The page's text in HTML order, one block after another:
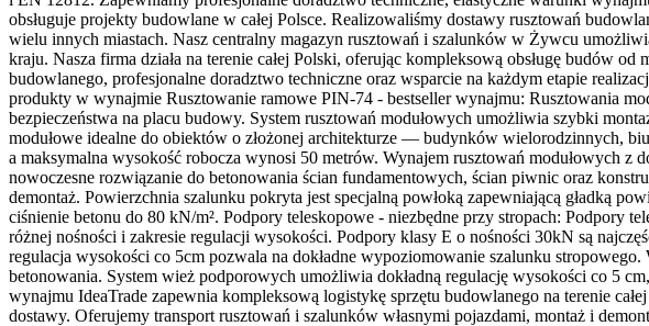
obsługuje projekty budowlane w całej Polsce. Realizowaliśmy dostawy rusztowań
wielu innych miastach. Nasz centralny magazyn rusztowań i szalunków w Żywcu
kraju. Nasza firma działa na terenie całej Polski, oferując kompleksową obsługę budów
budowlanego, profesjonalne doradztwo techniczne oraz wsparcie na każdym etapie
produkty w wynajmie Rusztowanie ramowe PIN-74 - bestseller wynajmu: Rusztowania
bezpieczeństwa na placu budowy. System rusztowań modułowych umożliwia szybki
modułowe idealne do obiektów o złożonej architekturze — budynków wielorodzinnych,
a maksymalna wysokość robocza wynosi 50 metrów. Wynajem rusztowań modułowych z
nowoczesne rozwiązanie do betonowania ścian fundamentowych, ścian piwnic oraz
demontaż. Powierzchnia szalunku pokryta jest specjalną powłoką zapewniającą gładką
ciśnienie betonu do 80 kN/m². Podpory teleskopowe - niezbędne przy stropach:
różnej nośności i zakresie regulacji wysokości. Podpory klasy E o nośności 30kN są
regulacja wysokości co 5cm pozwala na dokładne wypoziomowanie szalunku
betonowania. System wież podporowych umożliwia dokładną regulację wysokości co 5
wynajmu IdeaTrade zapewnia kompleksową logistykę sprzętu budowlanego na terenie
dostawy. Oferujemy transport rusztowań i szalunków własnymi pojazdami, montaż i